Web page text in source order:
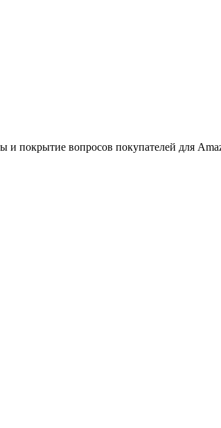
и покрытие вопросов покупателей для